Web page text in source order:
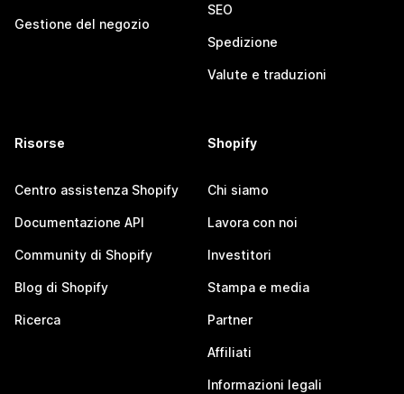
Gestione del negozio
SEO
Spedizione
Valute e traduzioni
Risorse
Centro assistenza Shopify
Documentazione API
Community di Shopify
Blog di Shopify
Ricerca
Shopify
Chi siamo
Lavora con noi
Investitori
Stampa e media
Partner
Affiliati
Informazioni legali